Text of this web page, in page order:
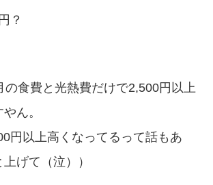
？
の食費と光熱費だけで2,500円以上
ん。
円以上高くなってるって話もあ
げて（泣））